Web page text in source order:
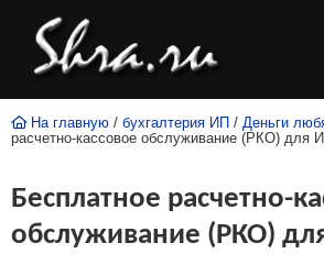
На главную / бухгалтерия ИП / Деньги
расчетно-кассовое обслуживание (РКО) для
Бесплатное расчетно-
обслуживание (РКО)